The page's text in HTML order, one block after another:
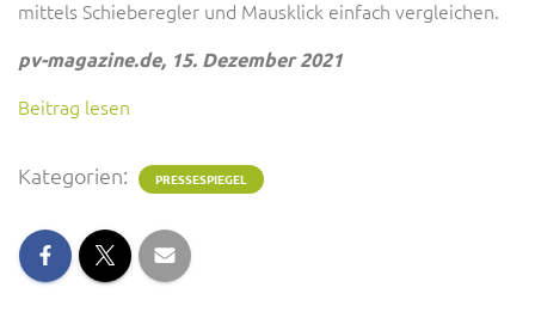
mittels Schieberegler und Mausklick einfach vergleichen.
pv-magazine.de, 15. Dezember 2021
Beitrag lesen
Kategorien: PRESSESPIEGEL